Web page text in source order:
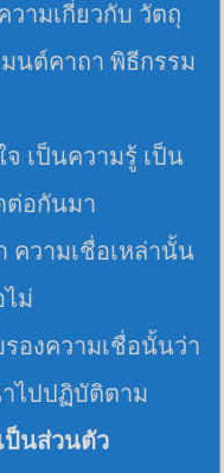
ามเกี่ยวกับ วัตถุ
มนต์คาถา พิธีกรรม
เป็นความรู้ เป็น
ต่อกันมา
ความเชื่อเหล่านั้น
ไม่
องความเชื่อนั้นว่า
ไปปฏิบัติตาม
ป็นส่วนตัว